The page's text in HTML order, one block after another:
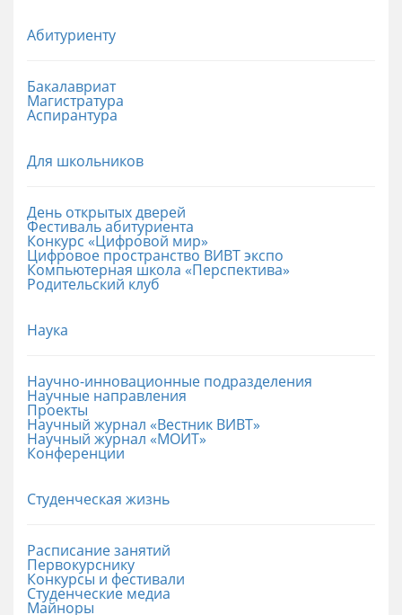
Абитуриенту
Бакалавриат
Магистратура
Аспирантура
Для школьников
День открытых дверей
Фестиваль абитуриента
Конкурс «Цифровой мир»
Цифровое пространство ВИВТ экспо
Компьютерная школа «Перспектива»
Родительский клуб
Наука
Научно-инновационные подразделения
Научные направления
Проекты
Научный журнал «Вестник ВИВТ»
Научный журнал «МОИТ»
Конференции
Студенческая жизнь
Расписание занятий
Первокурснику
Конкурсы и фестивали
Студенческие медиа
Майноры